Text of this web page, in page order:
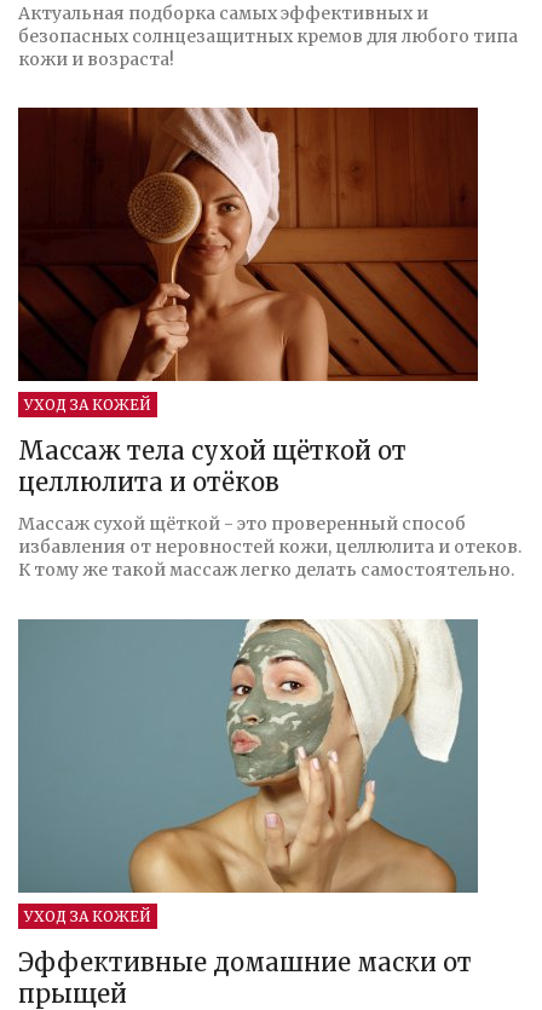
Актуальная подборка самых эффективных и
безопасных солнцезащитных кремов для любого типа
кожи и возраста!
УХОД ЗА КОЖЕЙ
Массаж тела сухой щёткой от
целлюлита и отёков
Массаж сухой щёткой - это проверенный способ
избавления от неровностей кожи, целлюлита и отеков.
К тому же такой массаж легко делать самостоятельно.
УХОД ЗА КОЖЕЙ
Эффективные домашние маски от
прыщей